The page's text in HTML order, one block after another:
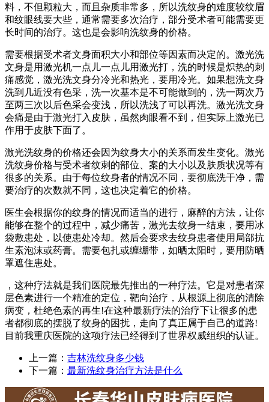
料，不但颗粒大，而且杂质非常多，所以洗纹身的难度较纹眉
和纹眼线要大些，通常需要多次治疗，部分受术者可能需要更
长时间的治疗。这也是会影响洗纹身的价格。
需要根据受术者文身面积大小和部位等因素而决定的。激光洗
文身是用激光机一点儿一点儿用激光打，洗的时候是炽热的刺
痛感觉，激光洗文身分冷光和热光，要用冷光。如果想洗文身
洗到几近没有色采，洗一次基本是不可能做到的，洗一两次乃
至两三次以后色采会变浅，所以洗浅了可以再洗。激光洗文身
会痛是由于激光打入皮肤，虽然肉眼看不到，但实际上激光已
作用于皮肤下面了。
激光洗纹身的价格还会因为纹身大小的关系而发生变化。激光
洗纹身价格与受术者纹刺的部位、案的大小以及肤质状况等有
很多的关系。由于每位纹身者的情况不同，要彻底洗干净，需
要治疗的次数就不同，这也决定着它的价格。
医生会根据你的纹身的情况而适当的进行，麻醉的方法，让你
能够在整个的过程中，减少痛苦，激光去纹身一结束，要用冰
袋敷患处，以使患处冷却。然后会要求去纹身患者使用局部抗
生素泡沫或药膏。需要包扎或缠绷带，如晒太阳时，要用防晒
罩遮住患处。
，这种疗法就是我们医院最先推出的一种疗法。它是对患者深
层色素进行一个精准的定位，靶向治疗，从根源上彻底的清除
病变，杜绝色素的再生!在这种最新疗法的治疗下让很多的患
者都彻底的摆脱了纹身的困扰，走向了真正属于自己的道路!
目前我重庆医院的这项疗法已经得到了世界权威组织的认证。
上一篇： 吉林洗纹身多少钱
下一篇： 最新洗纹身治疗方法是什么